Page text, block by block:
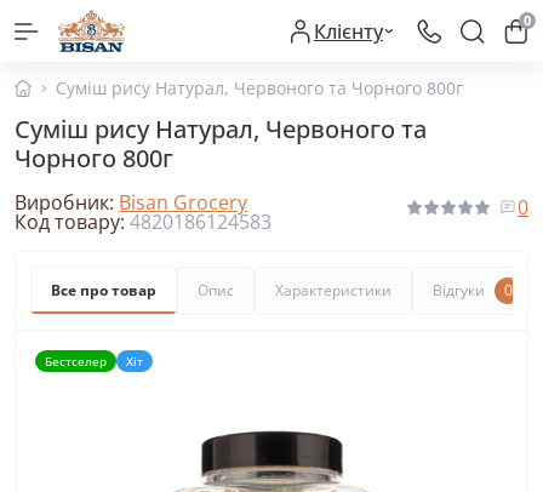
Клієнту 0
Суміш рису Натурал, Червоного та Чорного 800г
Суміш рису Натурал, Червоного та
Чорного 800г
Виробник: Bisan Grocery
Код товару: 4820186124583
0
Все про товар Опис Характеристики Відгуки 0
Бестселер Хіт